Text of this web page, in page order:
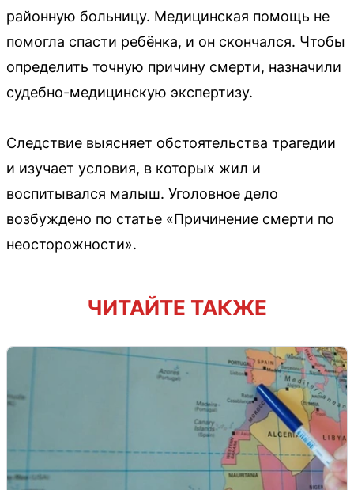
районную больницу. Медицинская помощь не
помогла спасти ребёнка, и он скончался. Чтобы
определить точную причину смерти, назначили
судебно-медицинскую экспертизу.
Следствие выясняет обстоятельства трагедии
и изучает условия, в которых жил и
воспитывался малыш. Уголовное дело
возбуждено по статье «Причинение смерти по
неосторожности».
ЧИТАЙТЕ ТАКЖЕ